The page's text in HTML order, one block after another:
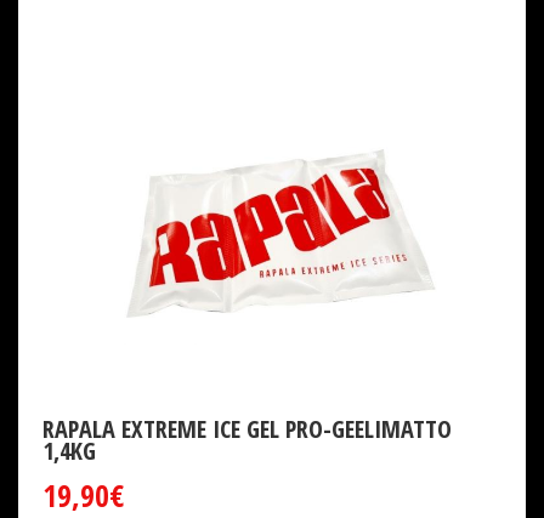
RAPALA EXTREME ICE GEL PRO-GEELIMATTO
1,4KG
19,90€